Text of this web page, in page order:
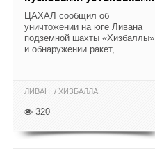
ЦАХАЛ сообщил об
уничтожении на юге Ливана
подземной шахты «Хизбаллы»
и обнаружении ракет,...
ЛИВАН ХИЗБАЛЛА
320